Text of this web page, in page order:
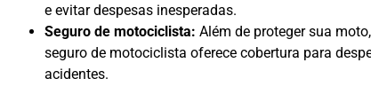
e evitar despesas inesperadas.
Seguro de motociclista: Além de proteger sua
seguro de motociclista oferece cobertura para
acidentes.